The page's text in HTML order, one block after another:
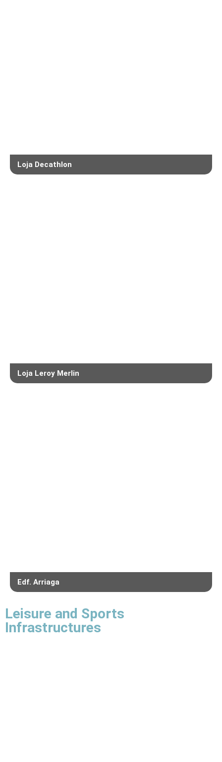
Loja Decathlon
Loja Leroy Merlin
Edf. Arriaga
Leisure and Sports
Infrastructures